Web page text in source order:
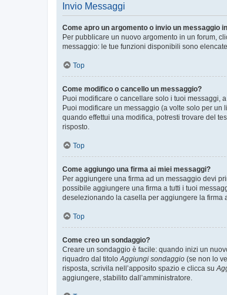
Invio Messaggi
Come apro un argomento o invio un messaggio
Per pubblicare un nuovo argomento in un forum,
messaggio: le tue funzioni disponibili sono
Top
Come modifico o cancello un messaggio?
Puoi modificare o cancellare solo i tuoi messaggi,
Puoi modificare un messaggio (a volte solo per
quando effettui una modifica, potresti trovare del
risposto.
Top
Come aggiungo una firma ai miei messaggi?
Per aggiungere una firma ad un messaggio devi
possibile aggiungere una firma a tutti i tuoi
deselezionando la casella per aggiungere la firma
Top
Come creo un sondaggio?
Creare un sondaggio è facile: quando inizi un
riquadro dal titolo Aggiungi sondaggio (se non lo
risposta, scrivila nell’apposito spazio e clicca su
aggiungere, stabilito dall’amministratore.